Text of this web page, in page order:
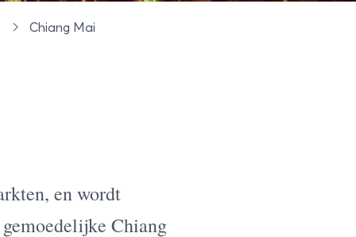
Chiang Mai
en wordt
Chiang